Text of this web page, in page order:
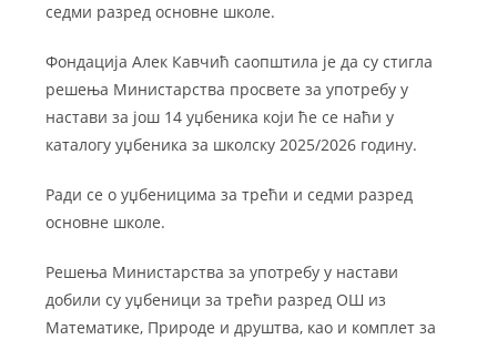
седми разред основне школе.
Фондација Алек Кавчић саопштила је да су стигла
решења Министарства просвете за употребу у
настави за још 14 уџбеника који ће се наћи у
каталогу уџбеника за школску 2025/2026 годину.
Ради се о уџбеницима за трећи и седми разред
основне школе.
Решења Министарства за употребу у настави
добили су уџбеници за трећи разред ОШ из
Математике, Природе и друштва, као и комплет за